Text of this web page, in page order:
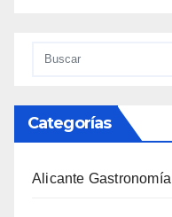
Categorías
Alicante Gastronomía